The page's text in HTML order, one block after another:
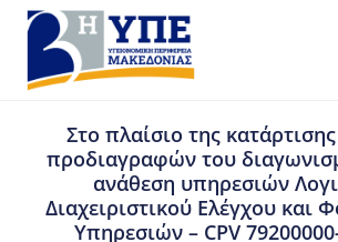
Στο πλαίσιο της
προδιαγραφών του
ανάθεση υπηρεσιών
Διαχειριστικού Ελέγχου και
Υπηρεσιών – CPV